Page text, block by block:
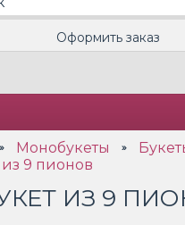
Оформить заказ
» Монобукеты »
из 9 пионов
ИЗ 9